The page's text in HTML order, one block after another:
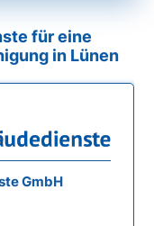
für eine
in Lünen
GmbH